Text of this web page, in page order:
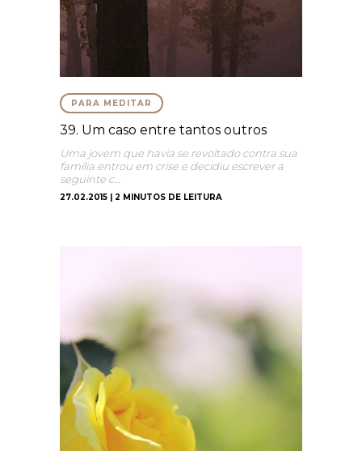
PARA MEDITAR
39. Um caso entre tantos outros
Uma jovem que havia se revoltado contra sua
família entrou em crise e decidiu escrever a
seguinte c…
27.02.2015 | 2 MINUTOS DE LEITURA